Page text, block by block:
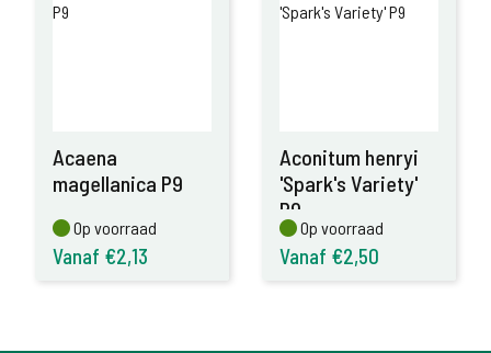
Acaena
magellanica P9
Op voorraad
Op voorraad
Vanaf €2,13
Aconitum henryi
'Spark's Variety'
P9
Op voorraad
Op voorraad
Vanaf €2,50